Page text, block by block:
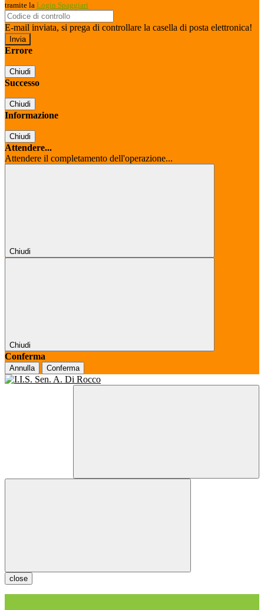
tramite la Login Spaggiari
E-mail inviata, si prega di controllare la casella di posta elettronica!
Errore
Chiudi
Successo
Chiudi
Informazione
Chiudi
Attendere...
Attendere il completamento dell'operazione...
Chiudi
Chiudi
Conferma
Annulla Conferma
close